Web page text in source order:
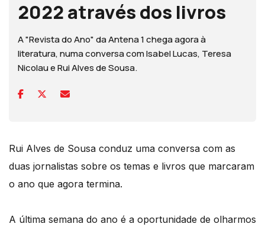
2022 através dos livros
A "Revista do Ano" da Antena 1 chega agora à
literatura, numa conversa com Isabel Lucas, Teresa
Nicolau e Rui Alves de Sousa.
Rui Alves de Sousa conduz uma conversa com as
duas jornalistas sobre os temas e livros que marcaram
o ano que agora termina.
A última semana do ano é a oportunidade de olharmos